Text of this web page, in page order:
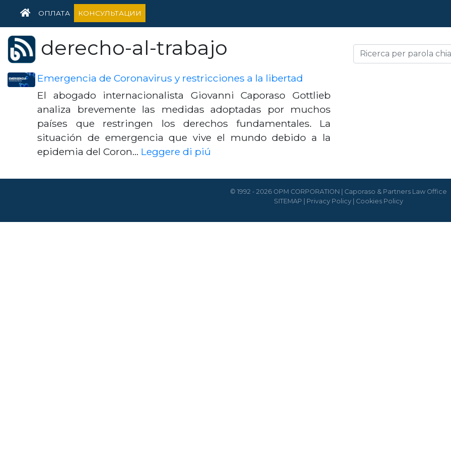
HOME
ОПЛАТА КОНСУЛЬТАЦИИ
derecho-al-trabajo
Emergencia de Coronavirus y restricciones a la libertad
El abogado internacionalista Giovanni Caporaso Gottlieb
analiza brevemente las medidas adoptadas por muchos
países que restringen los derechos fundamentales. La
situación de emergencia que vive el mundo debido a la
epidemia del Coron… Leggere di piú
© 1992 - 2026 OPM CORPORATION | Caporaso & Partners Law Office
SITEMAP
Privacy Policy| Cookies Policy